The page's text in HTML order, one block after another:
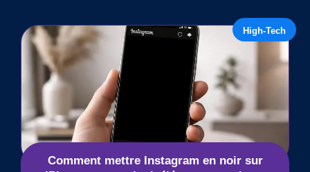
High-Tech
Comment mettre Instagram en noir sur